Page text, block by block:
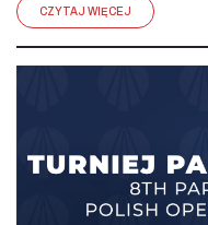
CZYTAJ WIĘCEJ